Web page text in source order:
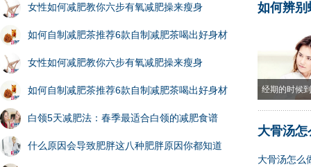
女性如何减肥教你六步有氧减肥操来瘦身
如何自制减肥茶推荐6款自制减肥茶喝出好身材
女性如何减肥教你六步有氧减肥操来瘦身
如何自制减肥茶推荐6款自制减肥茶喝出好身材
白领5天减肥法：春季最适合白领的减肥食谱
什么原因会导致肥胖这八种肥胖原因你都知道
如何辨别
经期的时候
大骨汤
大骨汤怎么